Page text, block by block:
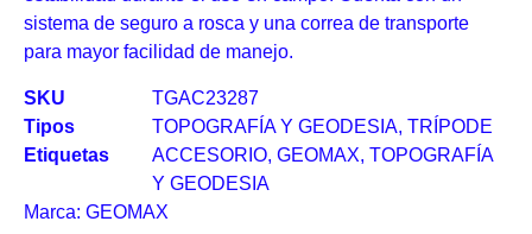
sistema de seguro a rosca y una correa de transporte
para mayor facilidad de manejo.
SKU
TGAC23287
Tipos
TOPOGRAFÍA Y GEODESIA, TRÍPODE
Etiquetas
ACCESORIO, GEOMAX, TOPOGRAFÍA
Y GEODESIA
Marca: GEOMAX